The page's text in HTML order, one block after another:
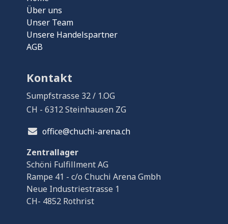
Über uns
Unser Team
Unsere Handelspartner
AGB
Kontakt
Sumpfstrasse 32 / 1.OG
CH - 6312 Steinhausen ZG
office@chuchi-arena.ch
Zentrallager
Schöni Fulfillment AG
Rampe 41 - c/o Chuchi Arena Gmbh
Neue Industriestrasse 1
CH- 4852 Rothrist